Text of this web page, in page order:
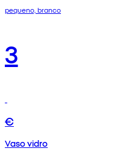
pequeno, branco
3
€
Vaso vidro